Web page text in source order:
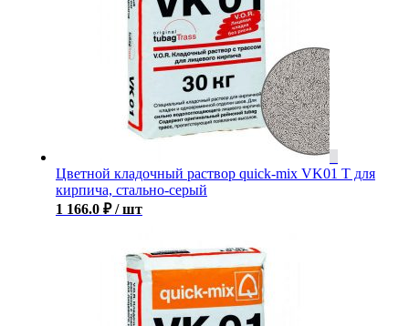
Цветной кладочный раствор quick-mix VK01 T для
кирпича, стально-серый
1 166.0 ₽ / шт